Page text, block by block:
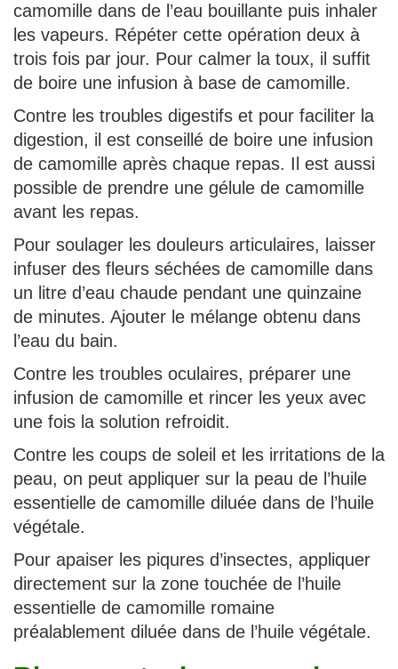
camomille dans de l’eau bouillante puis inhaler
les vapeurs. Répéter cette opération deux à
trois fois par jour. Pour calmer la toux, il suffit
de boire une infusion à base de camomille.
Contre les troubles digestifs et pour faciliter la
digestion, il est conseillé de boire une infusion
de camomille après chaque repas. Il est aussi
possible de prendre une gélule de camomille
avant les repas.
Pour soulager les douleurs articulaires, laisser
infuser des fleurs séchées de camomille dans
un litre d’eau chaude pendant une quinzaine
de minutes. Ajouter le mélange obtenu dans
l’eau du bain.
Contre les troubles oculaires, préparer une
infusion de camomille et rincer les yeux avec
une fois la solution refroidit.
Contre les coups de soleil et les irritations de la
peau, on peut appliquer sur la peau de l’huile
essentielle de camomille diluée dans de l’huile
végétale.
Pour apaiser les piqures d’insectes, appliquer
directement sur la zone touchée de l’huile
essentielle de camomille romaine
préalablement diluée dans de l’huile végétale.